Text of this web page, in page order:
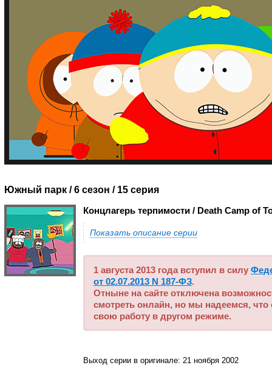
Южный парк / 6 сезон / 15 серия
Концлагерь терпимости / Death Camp of
Показать описание серии
1 августа 2013 года вступил в силу
от 02.07.2013 N 187-ФЗ.
Отныне на сайте отключена
смотреть онлайн, но мы надеемся, что
свою работу в другом режиме.
Выход серии в оригинале: 21 ноября 2002